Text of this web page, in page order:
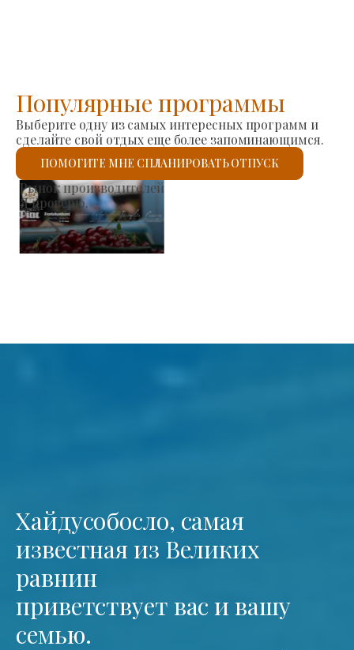
Популярные программы
Выберите одну из самых интересных программ и
сделайте свой отдых еще более запоминающимся.
ПОМОГИТЕ МНЕ СПЛАНИРОВАТЬ ОТПУСК
Римско-католическая церковь Святого Ласло
Я проверю.
Хайдусобосло, самая
известная из Великих
равнин
приветствует вас и вашу
семью.